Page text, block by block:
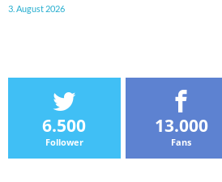
3. August 2026
6.500
Follower
13.000
Fans